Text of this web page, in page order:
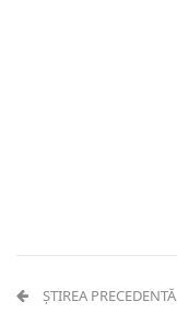
ȘTIREA PRECEDENTĂ